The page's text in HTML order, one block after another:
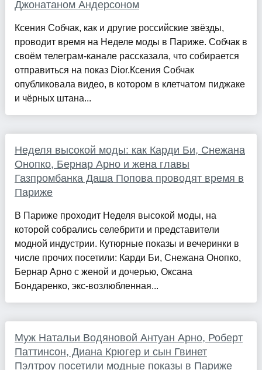
Джонатаном Андерсоном
Ксения Собчак, как и другие российские звёзды,
проводит время на Неделе моды в Париже. Собчак в
своём телеграм-канале рассказала, что собирается
отправиться на показ Dior.Ксения Собчак
опубликовала видео, в котором в клетчатом пиджаке
и чёрных штана...
Неделя высокой моды: как Карди Би, Снежана
Онопко, Бернар Арно и жена главы
Газпромбанка Даша Попова проводят время в
Париже
В Париже проходит Неделя высокой моды, на
которой собрались селебрити и представители
модной индустрии. Кутюрные показы и вечеринки в
числе прочих посетили: Карди Би, Снежана Онопко,
Бернар Арно с женой и дочерью, Оксана
Бондаренко, экс-возлюбленная...
Муж Натальи Водяновой Антуан Арно, Роберт
Паттинсон, Диана Крюгер и сын Гвинет
Пэлтроу посетили модные показы в Париже